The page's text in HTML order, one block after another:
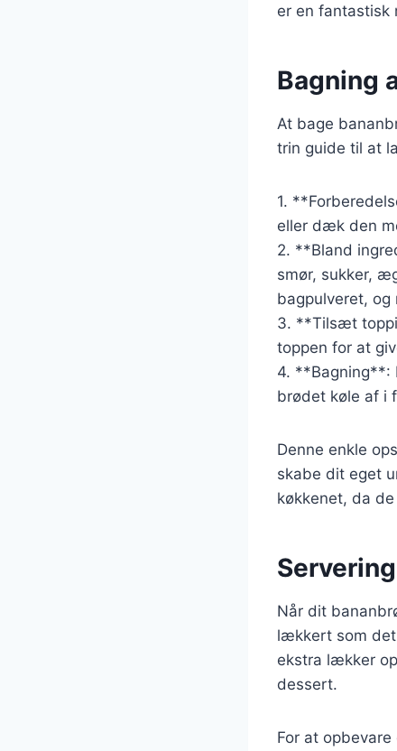
er en fantastisk
Bagning
At bage
trin guide til at
1.
eller dæk den
2. **Bland
smør, sukker,
bagpulveret,
3. **Tilsæt
toppen for at
4. **Bagning**:
brødet køle af i
Denne enkle
skabe dit eget
køkkenet, da
Når dit
lækkert som det
ekstra lækker
dessert.
For at